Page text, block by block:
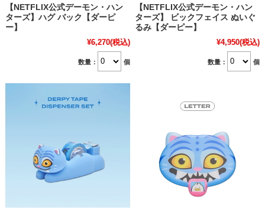
【NETFLIX公式デーモン・ハン
ターズ】ハグ バック【ダーピ
ー】
¥6,270(税込)
数量： 個
【NETFLIX公式デーモン・ハン
ターズ】 ビックフェイス ぬいぐ
るみ【ダーピー】
¥4,950(税込)
数量： 個